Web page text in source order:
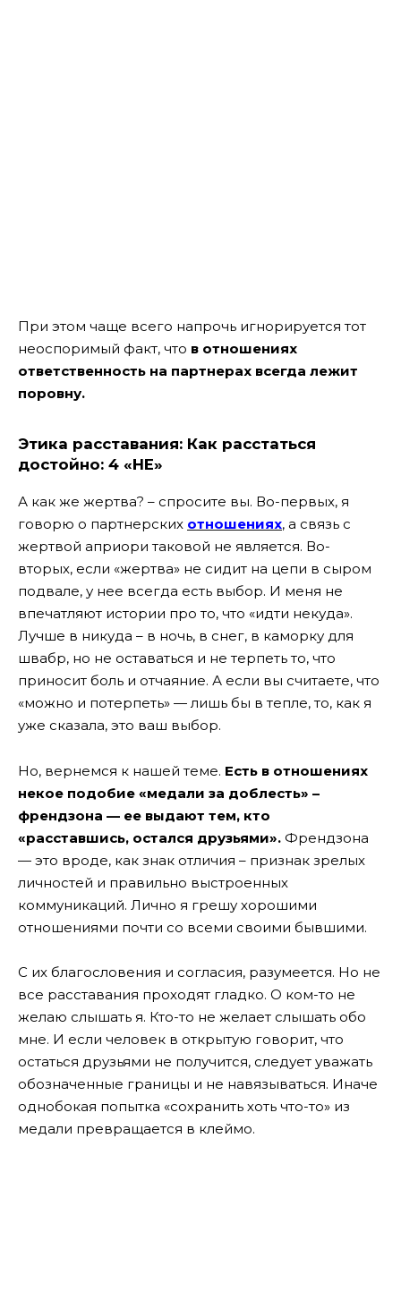
При этом чаще всего напрочь игнорируется тот
неоспоримый факт, что в отношениях
ответственность на партнерах всегда лежит
поровну.
Этика расставания: Как расстаться
достойно: 4 «НЕ»
А как же жертва? – спросите вы. Во-первых, я
говорю о партнерских отношениях, а связь с
жертвой априори таковой не является. Во-
вторых, если «жертва» не сидит на цепи в сыром
подвале, у нее всегда есть выбор. И меня не
впечатляют истории про то, что «идти некуда».
Лучше в никуда – в ночь, в снег, в каморку для
швабр, но не оставаться и не терпеть то, что
приносит боль и отчаяние. А если вы считаете, что
«можно и потерпеть» — лишь бы в тепле, то, как я
уже сказала, это ваш выбор.
Но, вернемся к нашей теме. Есть в отношениях
некое подобие «медали за доблесть» –
френдзона — ее выдают тем, кто
«расставшись, остался друзьями». Френдзона
— это вроде, как знак отличия – признак зрелых
личностей и правильно выстроенных
коммуникаций. Лично я грешу хорошими
отношениями почти со всеми своими бывшими.
С их благословения и согласия, разумеется. Но не
все расставания проходят гладко. О ком-то не
желаю слышать я. Кто-то не желает слышать обо
мне. И если человек в открытую говорит, что
остаться друзьями не получится, следует уважать
обозначенные границы и не навязываться. Иначе
однобокая попытка «сохранить хоть что-то» из
медали превращается в клеймо.